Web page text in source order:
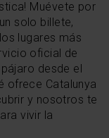
Muévete por
solo billete,
lugares más
oficial de
desde el
ofrece Catalunya
y nosotros te
vivir la